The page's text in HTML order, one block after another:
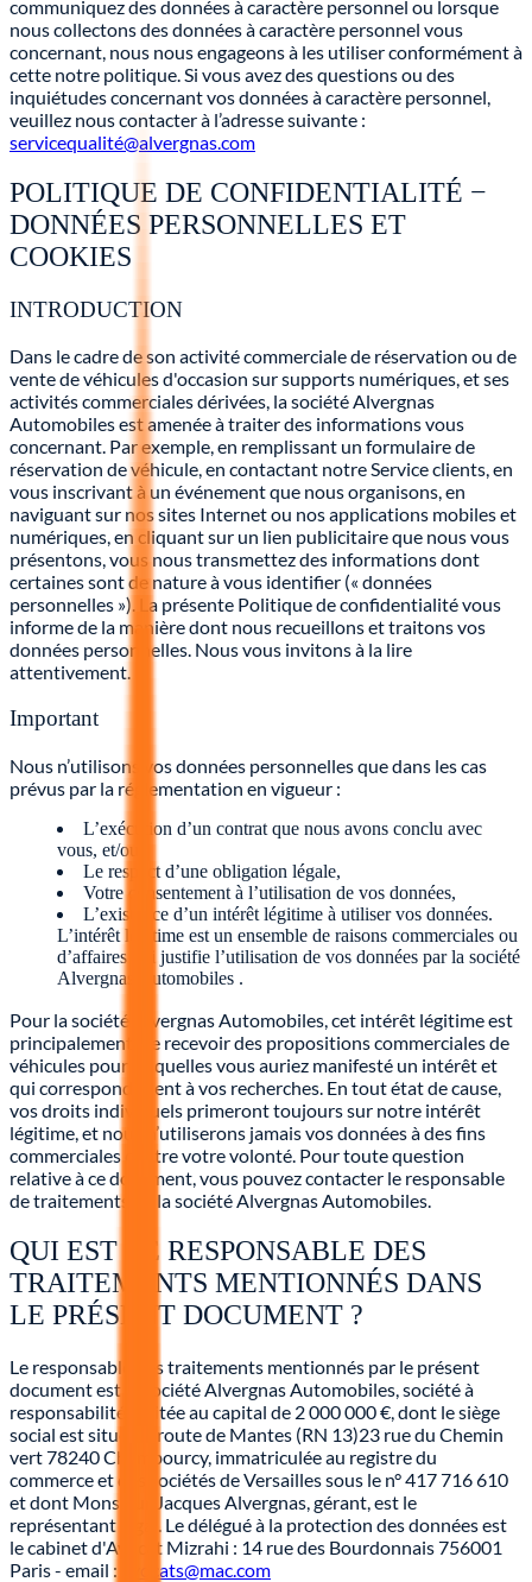
communiquez des données à caractère personnel ou lorsque
nous collectons des données à caractère personnel vous
concernant, nous nous engageons à les utiliser conformément à
cette notre politique. Si vous avez des questions ou des
inquiétudes concernant vos données à caractère personnel,
veuillez nous contacter à l’adresse suivante :
servicequalité@alvergnas.com
POLITIQUE DE CONFIDENTIALITÉ −
DONNÉES PERSONNELLES ET
COOKIES
INTRODUCTION
Dans le cadre de son activité commerciale de réservation ou de
vente de véhicules d'occasion sur supports numériques, et ses
activités commerciales dérivées, la société Alvergnas
Automobiles est amenée à traiter des informations vous
concernant. Par exemple, en remplissant un formulaire de
réservation de véhicule, en contactant notre Service clients, en
vous inscrivant à un événement que nous organisons, en
naviguant sur nos sites Internet ou nos applications mobiles et
numériques, en cliquant sur un lien publicitaire que nous vous
présentons, vous nous transmettez des informations dont
certaines sont de nature à vous identifier (« données
personnelles »). La présente Politique de confidentialité vous
informe de la manière dont nous recueillons et traitons vos
données personnelles. Nous vous invitons à la lire
attentivement.
Important
Nous n’utilisons vos données personnelles que dans les cas
prévus par la réglementation en vigueur :
L’exécution d’un contrat que nous avons conclu avec
vous, et/ou
Le respect d’une obligation légale,
Votre consentement à l’utilisation de vos données,
L’existence d’un intérêt légitime à utiliser vos données.
L’intérêt légitime est un ensemble de raisons commerciales ou
d’affaires qui justifie l’utilisation de vos données par la société
Alvergnas Automobiles .
Pour la société Alvergnas Automobiles, cet intérêt légitime est
principalement, de recevoir des propositions commerciales de
véhicules pour lesquelles vous auriez manifesté un intérêt et
qui correspondraient à vos recherches. En tout état de cause,
vos droits individuels primeront toujours sur notre intérêt
légitime, et nous n’utiliserons jamais vos données à des fins
commerciales contre votre volonté. Pour toute question
relative à ce document, vous pouvez contacter le responsable
de traitements de la société Alvergnas Automobiles.
QUI EST LE RESPONSABLE DES
TRAITEMENTS MENTIONNÉS DANS
LE PRÉSENT DOCUMENT ?
Le responsable des traitements mentionnés par le présent
document est la société Alvergnas Automobiles, société à
responsabilité limitée au capital de 2 000 000 €, dont le siège
social est situé 35 route de Mantes (RN 13)23 rue du Chemin
vert 78240 Chambourcy, immatriculée au registre du
commerce et des sociétés de Versailles sous le n° 417 716 610
et dont Monsieur Jacques Alvergnas, gérant, est le
représentant légal. Le délégué à la protection des données est
le cabinet d'Avocat Mizrahi : 14 rue des Bourdonnais 756001
Paris - email :
avocats@mac.com